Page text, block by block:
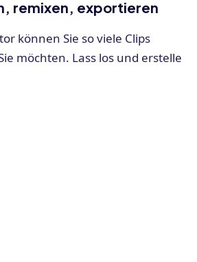
remixen, exportieren
können Sie so viele Clips
möchten. Lass los und erstelle